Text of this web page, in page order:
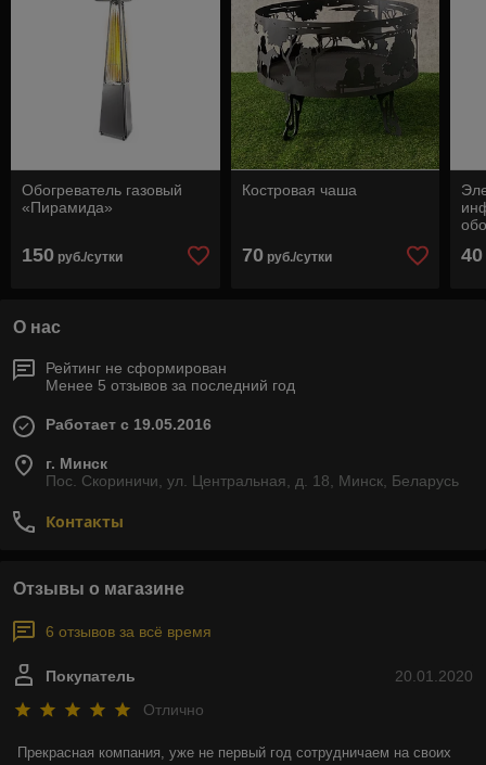
Обогреватель газовый
«Пирамида»
150 руб./сутки
Костровая чаша
70руб./сутки 40
О нас
Рейтинг не сформирован
Менее 5 отзывов за последний год
Работает с 19.05.2016
г. Минск
Пос. Скориничи, ул. Центральная, д. 18, Минск, Беларусь
Контакты
Отзывы о магазине
6 отзывов за всё время
20.01.2020
Покупатель
Отлично
Прекрасная компания, уже не первый год сотрудничаем на своих